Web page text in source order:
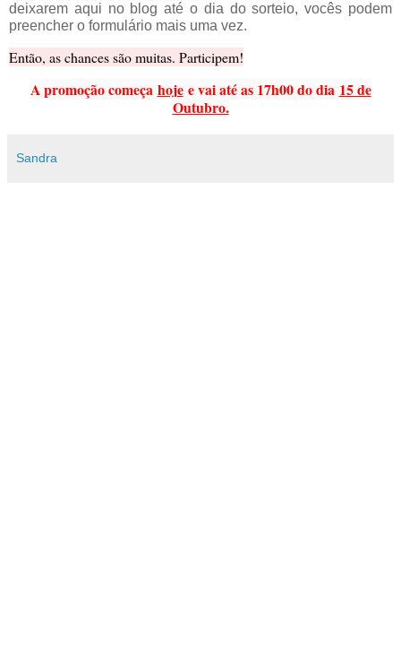
deixarem aqui no blog até o dia do sorteio, vocês podem
preencher o formulário mais uma vez.
Então, as chances são muitas. Participem!
A promoção começa hojee vai até as 17h00 do dia 15 de
Outubro.
Sandra